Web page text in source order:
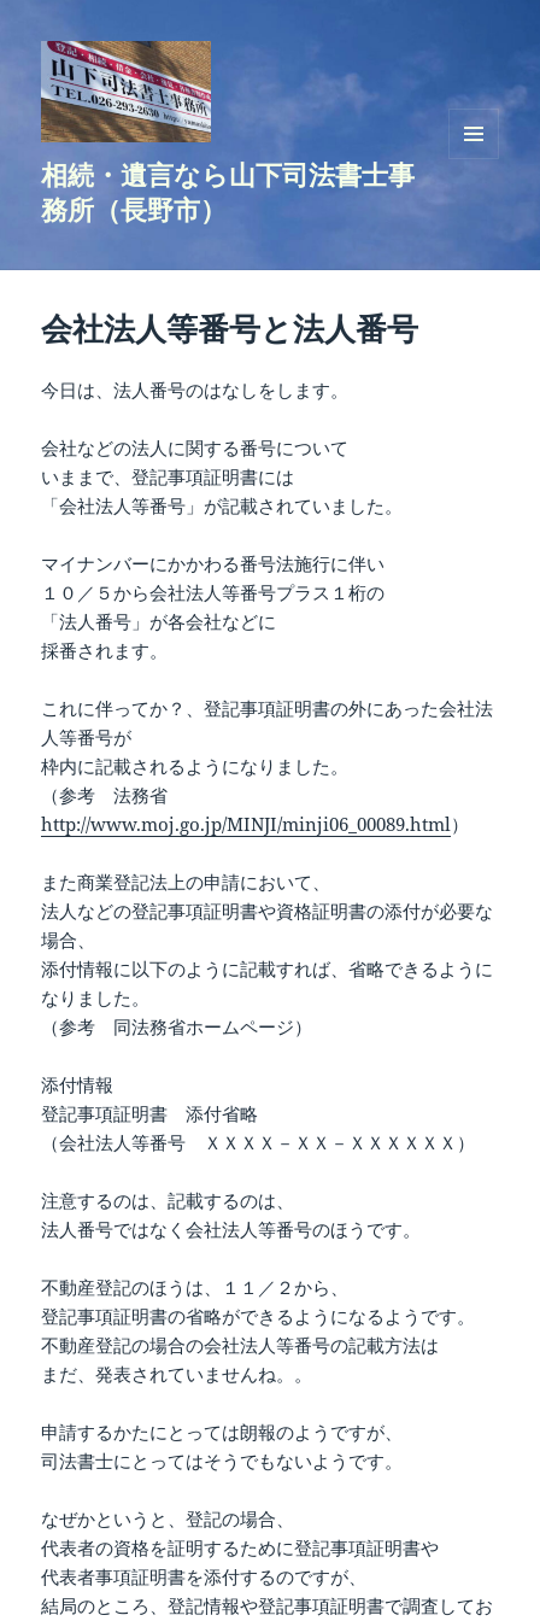
相続・遺言なら山下司法書士事
務所（長野市）
会社法人等番号と法人番号
今日は、法人番号のはなしをします。
会社などの法人に関する番号について
いままで、登記事項証明書には
「会社法人等番号」が記載されていました。
マイナンバーにかかわる番号法施行に伴い
１０／５から会社法人等番号プラス１桁の
「法人番号」が各会社などに
採番されます。
これに伴ってか？、登記事項証明書の外にあった会社法
人等番号が
枠内に記載されるようになりました。
（参考 法務省
http://www.moj.go.jp/MINJI/minji06_00089.html）
また商業登記法上の申請において、
法人などの登記事項証明書や資格証明書の添付が必要な
場合、
添付情報に以下のように記載すれば、省略できるように
なりました。
（参考 同法務省ホームページ）
添付情報
登記事項証明書 添付省略
（会社法人等番号 ＸＸＸＸ－ＸＸ－ＸＸＸＸＸＸ）
注意するのは、記載するのは、
法人番号ではなく会社法人等番号のほうです。
不動産登記のほうは、１１／２から、
登記事項証明書の省略ができるようになるようです。
不動産登記の場合の会社法人等番号の記載方法は
まだ、発表されていませんね。。
申請するかたにとっては朗報のようですが、
司法書士にとってはそうでもないようです。
なぜかというと、登記の場合、
代表者の資格を証明するために登記事項証明書や
代表者事項証明書を添付するのですが、
結局のところ、登記情報や登記事項証明書で調査してお